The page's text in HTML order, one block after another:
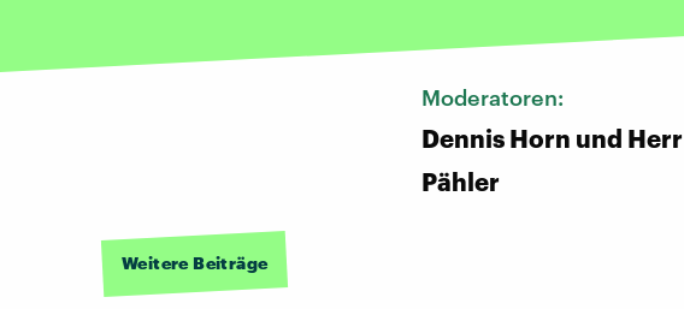
Moderatoren:
Dennis Horn und Herr
Pähler
Weitere Beiträge